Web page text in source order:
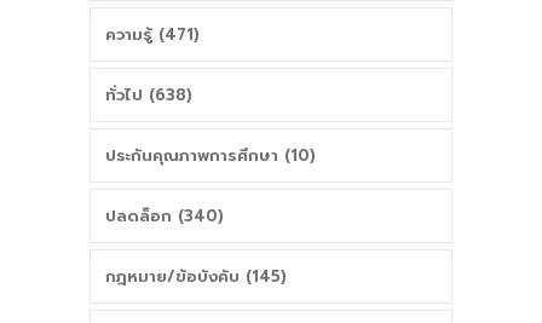
ความรู้ (471)
ทั่วไป (638)
ประกันคุณภาพการศึกษา (10)
ปลดล็อก (340)
กฎหมาย/ข้อบังคับ (145)